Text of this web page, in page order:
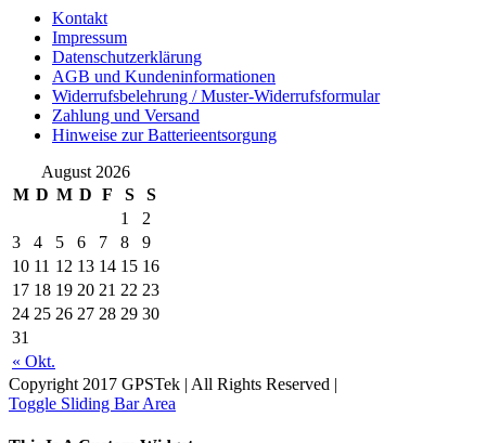
Kontakt
Impressum
Datenschutzerklärung
AGB und Kundeninformationen
Widerrufsbelehrung / Muster-Widerrufsformular
Zahlung und Versand
Hinweise zur Batterieentsorgung
August 2026
M D M D F S S
« Okt.
1
2
3
4 5 6 7 8
9
10 11 12 13 14 15 16
17 18 19 20 21 22 23
24 25 26 27 28 29 30
31
Copyright 2017 GPSTek | All Rights Reserved |
Toggle Sliding Bar Area